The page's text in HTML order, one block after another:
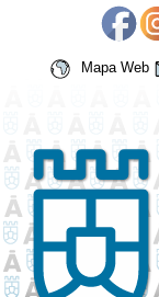
Mapa Web